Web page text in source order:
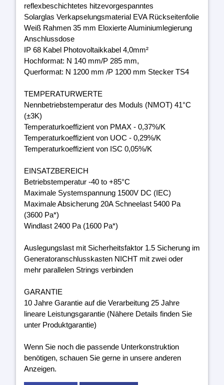
reflexbeschichtetes hitzevorgespanntes
Solarglas Verkapselungsmaterial EVA Rückseitenfolie
Weiß Rahmen 35 mm Eloxierte Aluminiumlegierung
Anschlussdose
IP 68 Kabel Photovoltaikkabel 4,0mm²
Hochformat: N 140 mm/P 285 mm,
Querformat: N 1200 mm /P 1200 mm Stecker TS4
TEMPERATURWERTE
Nennbetriebstemperatur des Moduls (NMOT) 41°C
(±3K)
Temperaturkoeffizient von PMAX - 0,37%/K
Temperaturkoeffizient von UOC - 0,29%/K
Temperaturkoeffizient von ISC 0,05%/K
EINSATZBEREICH
Betriebstemperatur -40 to +85°C
Maximale Systemspannung 1500V DC (IEC)
Maximale Absicherung 20A Schneelast 5400 Pa
(3600 Pa*)
Windlast 2400 Pa (1600 Pa*)
Auslegungslast mit Sicherheitsfaktor 1.5 Sicherung im
Generatoranschlusskasten NICHT mit zwei oder
mehr parallelen Strings verbinden
GARANTIE
10 Jahre Garantie auf die Verarbeitung 25 Jahre
lineare Leistungsgarantie (Nähere Details finden Sie
unter Produktgarantie)
Wenn Sie noch die passende Unterkonstruktion
benötigen, schauen Sie gerne in unsere anderen
Anzeigen.